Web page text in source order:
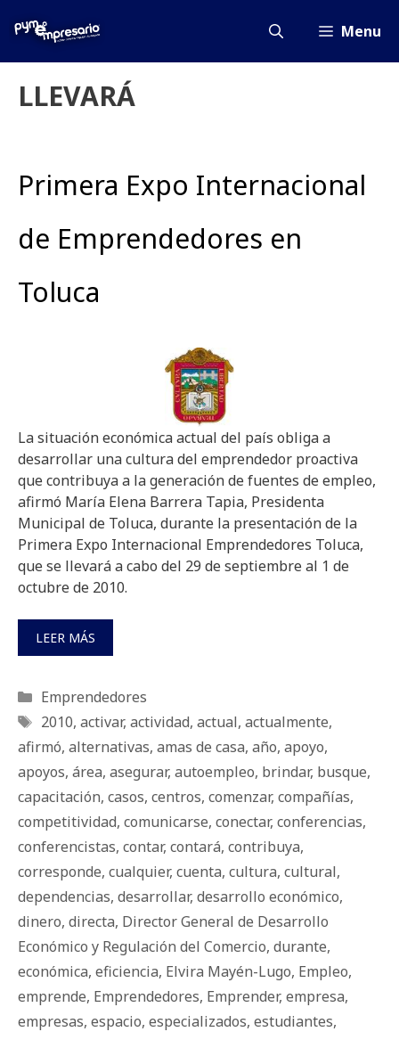
Menu
LLEVARÁ
Primera Expo Internacional
de Emprendedores en
Toluca
La situación económica actual del país obliga a
desarrollar una cultura del emprendedor proactiva
que contribuya a la generación de fuentes de empleo,
afirmó María Elena Barrera Tapia, Presidenta
Municipal de Toluca, durante la presentación de la
Primera Expo Internacional Emprendedores Toluca,
que se llevará a cabo del 29 de septiembre al 1 de
octubre de 2010.
LEER MÁS
Categorías
Emprendedores
Etiquetas
2010, activar, actividad, actual, actualmente,
afirmó, alternativas, amas de casa, año, apoyo,
apoyos, área, asegurar, autoempleo, brindar, busque,
capacitación, casos, centros, comenzar, compañías,
competitividad, comunicarse, conectar, conferencias,
conferencistas, contar, contará, contribuya,
corresponde, cualquier, cuenta, cultura, cultural,
dependencias, desarrollar, desarrollo económico,
dinero, directa, Director General de Desarrollo
Económico y Regulación del Comercio, durante,
económica, eficiencia, Elvira Mayén-Lugo, Empleo,
emprende, Emprendedores, Emprender, empresa,
empresas, espacio, especializados, estudiantes,